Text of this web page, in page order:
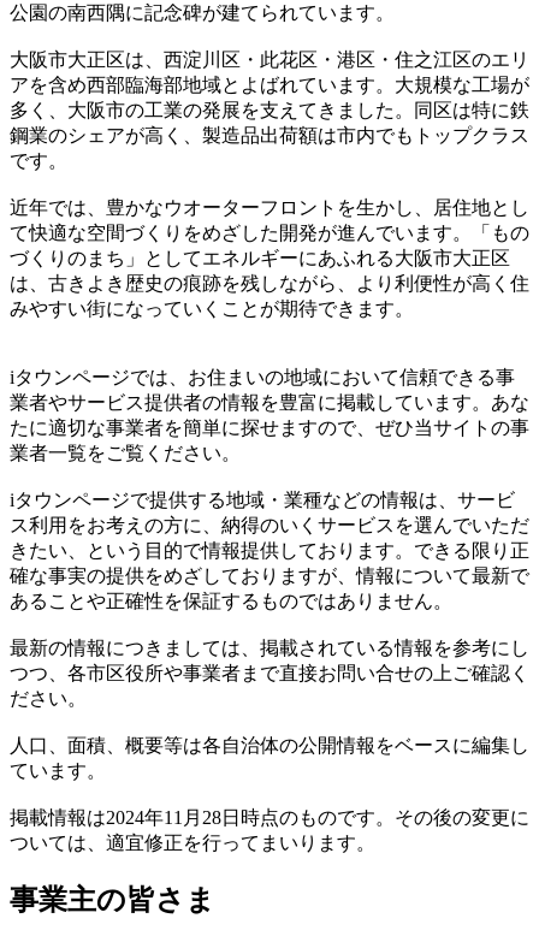
公園の南西隅に記念碑が建てられています。
大阪市大正区は、西淀川区・此花区・港区・住之江区のエリ
アを含め西部臨海部地域とよばれています。大規模な工場が
多く、大阪市の工業の発展を支えてきました。同区は特に鉄
鋼業のシェアが高く、製造品出荷額は市内でもトップクラス
です。
近年では、豊かなウオーターフロントを生かし、居住地とし
て快適な空間づくりをめざした開発が進んでいます。「もの
づくりのまち」としてエネルギーにあふれる大阪市大正区
は、古きよき歴史の痕跡を残しながら、より利便性が高く住
みやすい街になっていくことが期待できます。
iタウンページでは、お住まいの地域において信頼できる事
業者やサービス提供者の情報を豊富に掲載しています。あな
たに適切な事業者を簡単に探せますので、ぜひ当サイトの事
業者一覧をご覧ください。
iタウンページで提供する地域・業種などの情報は、サービ
ス利用をお考えの方に、納得のいくサービスを選んでいただ
きたい、という目的で情報提供しております。できる限り正
確な事実の提供をめざしておりますが、情報について最新で
あることや正確性を保証するものではありません。
最新の情報につきましては、掲載されている情報を参考にし
つつ、各市区役所や事業者まで直接お問い合せの上ご確認く
ださい。
人口、面積、概要等は各自治体の公開情報をベースに編集し
ています。
掲載情報は2024年11月28日時点のものです。その後の変更に
ついては、適宜修正を行ってまいります。
事業主の皆さま